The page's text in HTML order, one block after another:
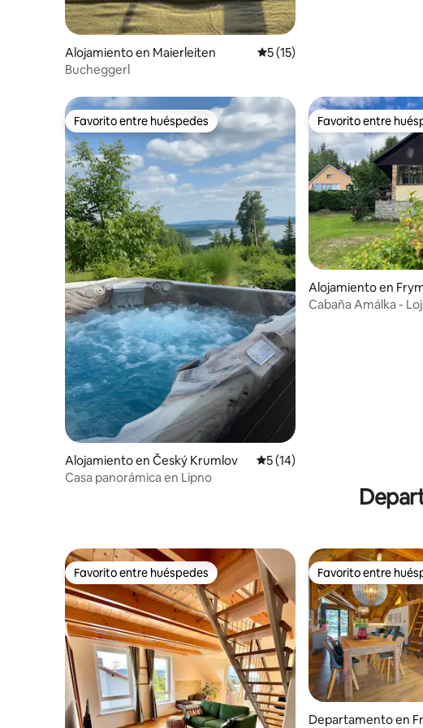
Alojamiento en Maierleiten Calificación promedio: 5 de 5.
5 (15)
Bucheggerl
Favorito entre huéspedes
Favorito entre huéspedes
Alojamiento en Český Krumlov Calificación promedio: 5 de 5.
5 (14)
Casa panorámica en Lipno
Favorito entre
Favorito entre
Alojamiento en
Cabaña Amálka -
Favorito entre huéspedes
Favorito entre huéspedes Favorito entre
Favorito entre
Departamento en